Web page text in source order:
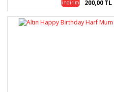
indirim 200,00 TL